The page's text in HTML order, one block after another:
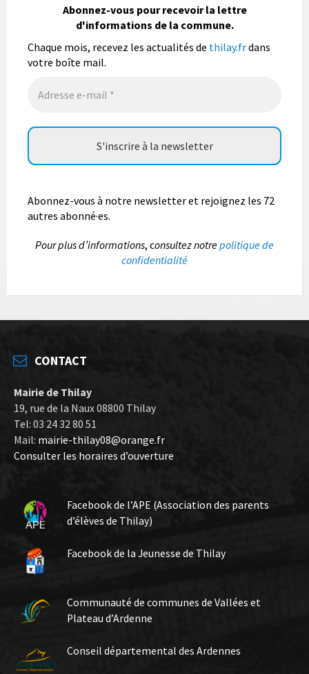
population mais également les visiteurs à son
bulletin municipal annuel en organisant un concours
photo gratuit OUVERT À TOUS.
Vous pouvez envoyer vos photo...Lire la suite
Abonnez-vous pour recevoir la lettre
d'informations de la commune.
Chaque mois, recevez les actualités de thilay.frdans
votre boîte mail.
Abonnez-vous à notre newsletter et rejoignez les 72
autres abonné·es.
Pour plus d’informations, consultez notrepolitique de
confidentialité
CONTACT
Mairie de Thilay
19, rue de la Naux 08800 Thilay
Tel: 03 24 32 80 51
Mail: mairie-thilay08@orange.fr
Consulter les horaires d’ouverture
Facebook de l’APE (Association des parents
d’élèves de Thilay)
Facebook de la Jeunesse de Thilay
Communauté de communes de Vallées et
Plateau d’Ardenne
Conseil départemental des Ardennes